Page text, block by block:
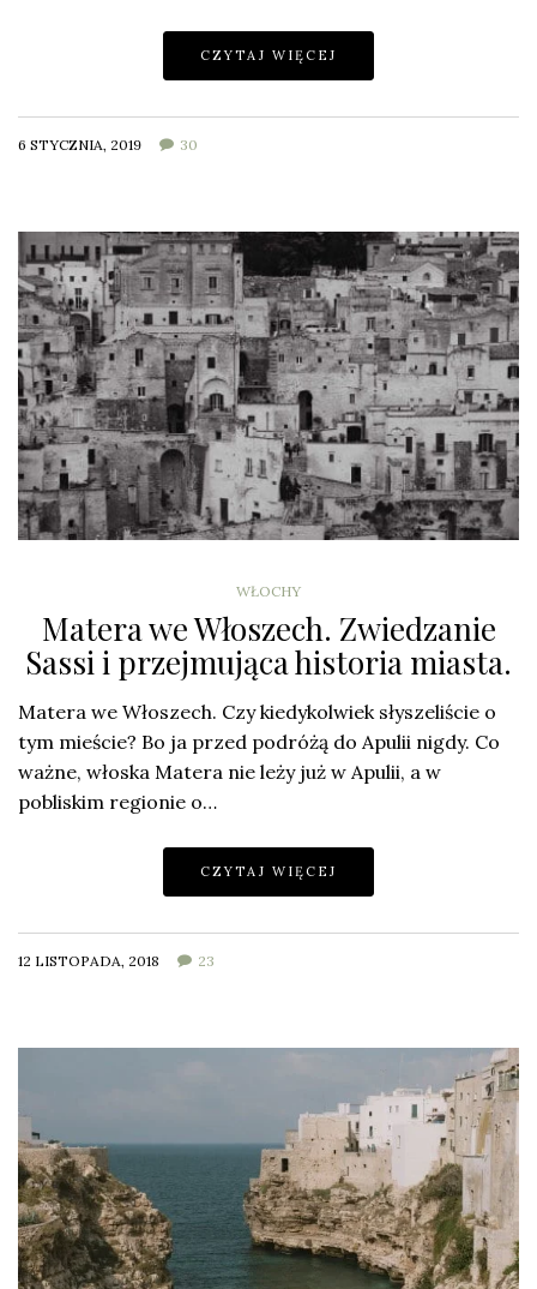
CZYTAJ WIĘCEJ
6 STYCZNIA, 2019 30
WŁOCHY
Matera we Włoszech. Zwiedzanie
Sassi i przejmująca historia miasta.
Matera we Włoszech. Czy kiedykolwiek słyszeliście o
tym mieście? Bo ja przed podróżą do Apulii nigdy. Co
ważne, włoska Matera nie leży już w Apulii, a w
pobliskim regionie o…
CZYTAJ WIĘCEJ
12 LISTOPADA, 2018 23